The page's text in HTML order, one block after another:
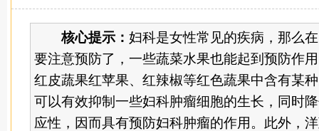
核心提示： 妇科是女性常见的疾病，那么
要注意预防了，一些蔬菜水果也能起到预防作
红皮蔬果红苹果、红辣椒等红色蔬果中含有某
可以有效抑制一些妇科肿瘤细胞的生长，同时
应性，因而具有预防妇科肿瘤的作用。此外，